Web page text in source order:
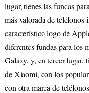
lugar, tienes las fundas
más valorada de teléfonos
característico logo de
diferentes fundas para los
Galaxy, y, en tercer lugar,
de Xiaomi, con los
con otra marca de